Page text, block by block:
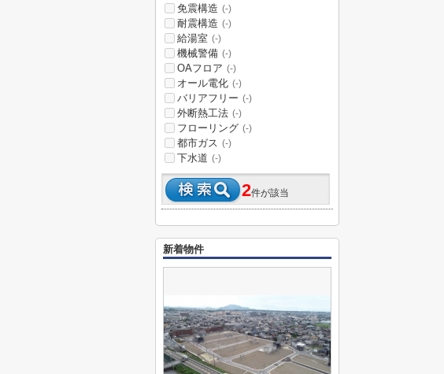
免震構造 (-)
耐震構造 (-)
給湯室 (-)
機械警備 (-)
OAフロア (-)
オール電化 (-)
バリアフリー (-)
外断熱工法 (-)
フローリング (-)
都市ガス (-)
下水道 (-)
2件が該当
新着物件